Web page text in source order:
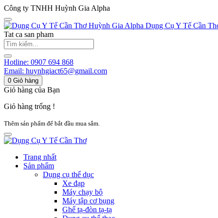
Công ty TNHH Huỳnh Gia Alpha
Huỳnh Gia Alpha Dụng Cụ Y Tế Cần
Tat ca san pham
Hotline: 0907 694 868
Email: huynhgiact65@gmail.com
0 Giỏ hàng
Giỏ hàng của Bạn
Giỏ hàng trống !
Thêm sản phẩm để bắt đầu mua sắm.
Trang nhất
Sản phẩm
Dụng cụ thể dục
Xe đạp
Máy chạy bộ
Máy tập cơ bụng
Ghế tạ-đòn tạ-tạ